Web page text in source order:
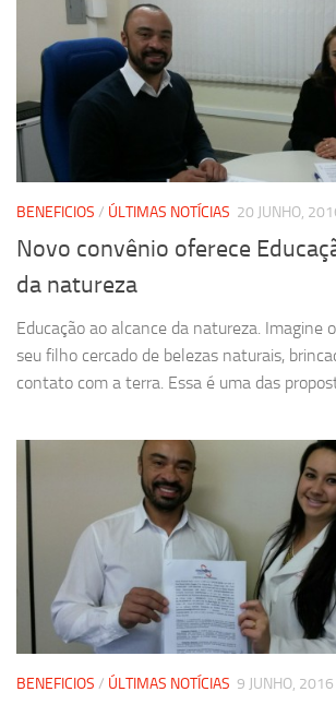
BENEFICIOS / ÚLTIMAS NOTÍCIAS 20 JUNHO,
Novo convênio oferece
da natureza
Educação ao alcance da natureza. Imagine
seu filho cercado de belezas naturais,
contato com a terra. Essa é uma das
BENEFICIOS / ÚLTIMAS NOTÍCIAS 9 JUNHO, 2016